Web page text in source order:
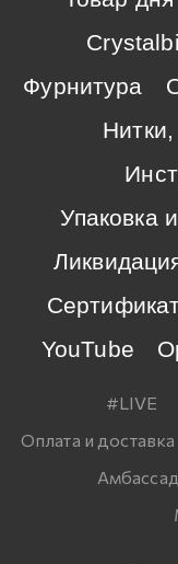
Фурнитура
Упаковка
YouTube
#LIVE
Оплата и доставка